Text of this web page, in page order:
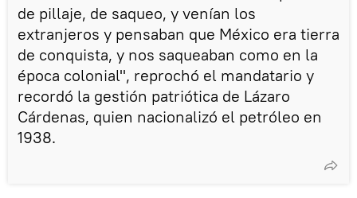
de pillaje, de saqueo, y venían los
extranjeros y pensaban que México era tierra
de conquista, y nos saqueaban como en la
época colonial", reprochó el mandatario y
recordó la gestión patriótica de Lázaro
Cárdenas, quien nacionalizó el petróleo en
1938.